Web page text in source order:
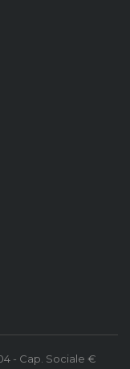
- Cap. Sociale €